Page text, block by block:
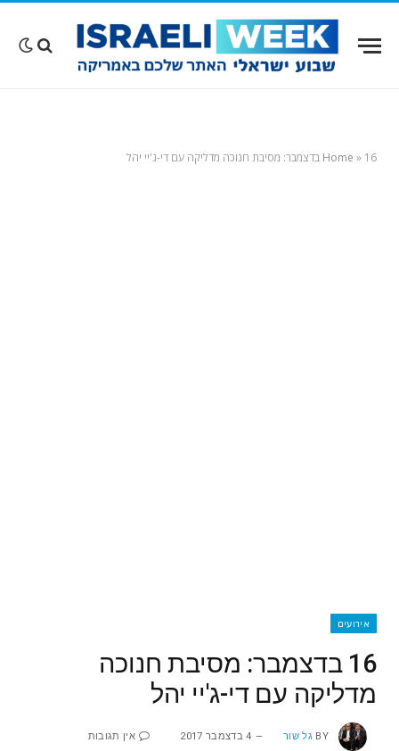
Home » 16 בדצמבר: מסיבת חנוכה מדליקה עם די-ג'יי יהל
אירועים
16 בדצמבר: מסיבת חנוכה
מדליקה עם די-ג'יי יהל
BY גל שור 4 בדצמבר 2017 אין תגובות